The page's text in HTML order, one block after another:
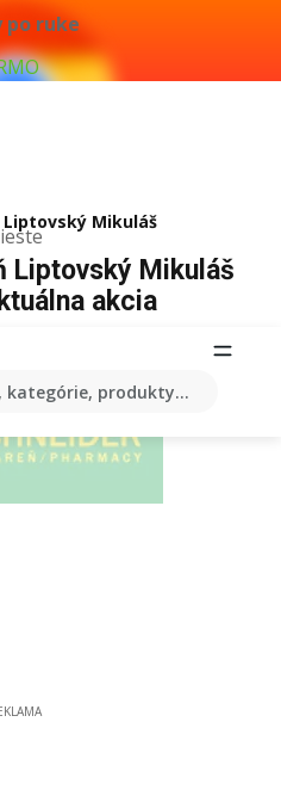
po ruke
kategórie, produkty...
Mikuláš
Liptovský Mikuláš
akcia